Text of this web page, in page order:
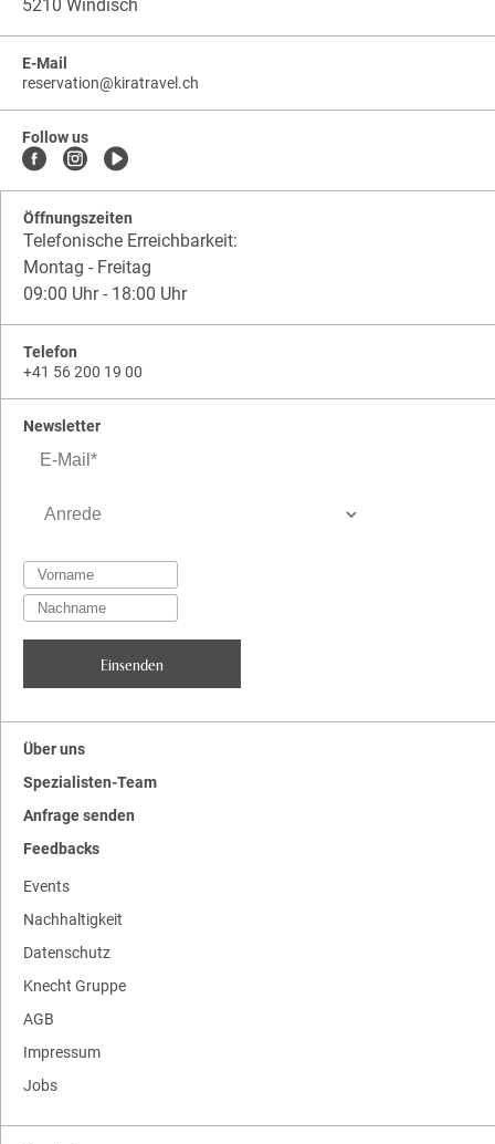
5210 Windisch
E-Mail
reservation@kiratravel.ch
Follow us
Öffnungszeiten
Telefonische Erreichbarkeit:
Montag - Freitag
09:00 Uhr - 18:00 Uhr
Telefon
+41 56 200 19 00
Newsletter
Über uns
Spezialisten-Team
Anfrage senden
Feedbacks
Events
Nachhaltigkeit
Datenschutz
Knecht Gruppe
AGB
Impressum
Jobs